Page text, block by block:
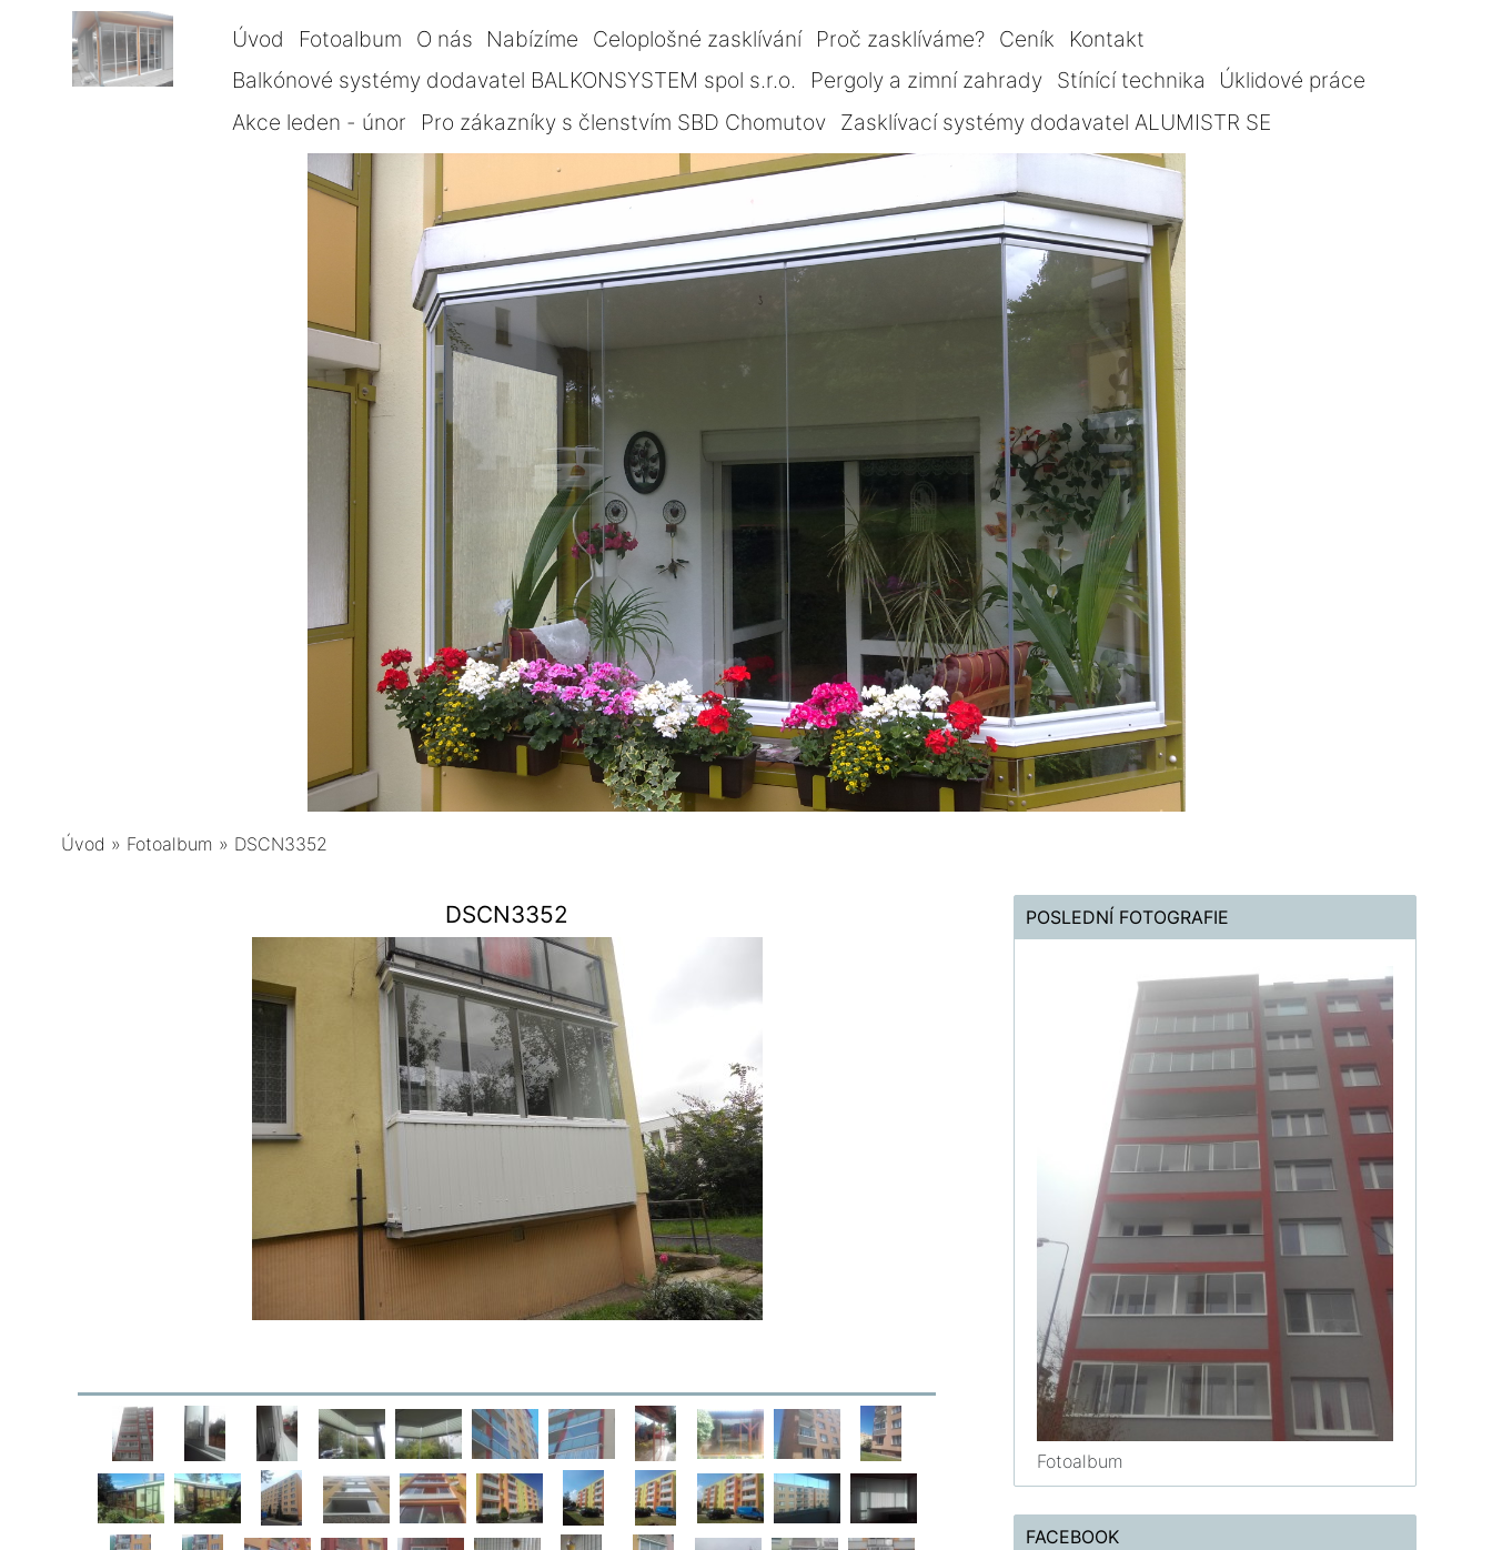
Úvod Fotoalbum O nás Nabízíme Celoplošné zasklívání Proč zasklíváme? Ceník
Kontakt
Balkónové systémy dodavatel BALKONSYSTEM spol s.r.o.
Pergoly a zimní zahrady Stínící technika
Úklidové práce
Akce leden - únor
Pro zákazníky s členstvím SBD Chomutov Zasklívací systémy dodavatel ALUMISTR SE
Úvod » Fotoalbum » DSCN3352
DSCN3352 POSLEDNÍ FOTOGRAFIE
Fotoalbum
FACEBOOK